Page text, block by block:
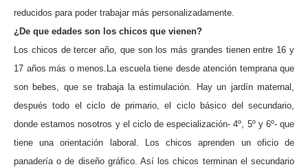
reducidos para poder trabajar más personalizadamente.
¿De que edades son los chicos que vienen?
Los chicos de tercer año, que son los más grandes tienen entre 16 y
17 años más o menos. La escuela tiene desde atención temprana que
son bebes, que se trabaja la estimulación. Hay un jardín maternal,
después todo el ciclo de primario, el ciclo básico del secundario,
donde estamos nosotros y el ciclo de especialización- 4º, 5º y 6º- que
tiene una orientación laboral. Los chicos aprenden un oficio de
panadería o de diseño gráfico. Así los chicos terminan el secundario